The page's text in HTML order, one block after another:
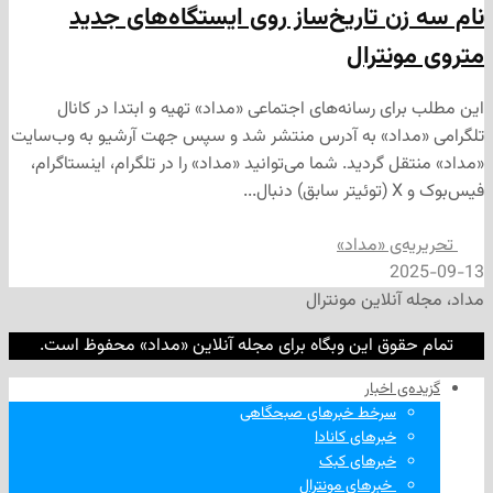
تاریخ‌ساز روی ایستگاه‌های جدید
رسانه‌های اجتماعی «مداد» تهیه و ابتدا در کانال
به آدرس منتشر شد و سپس جهت آرشیو به وب‌سایت
گردید. شما می‌توانید «مداد» را در تلگرام، اینستاگرام،
«مداد»
مونترال
این وبگاه برای مجله آنلاین «مداد» محفوظ است.
اخبار
سرخط خبرهای صبحگاهی
خبرهای کانادا
خبرهای کبک
‌ خبرهای مونترال